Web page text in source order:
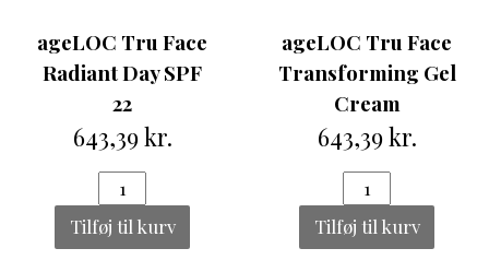
ageLOC Tru Face
Radiant Day SPF
22
643,39 kr.
Tilføj til kurv
ageLOC Tru Face
Transforming Gel
Cream
643,39 kr.
Tilføj til kurv